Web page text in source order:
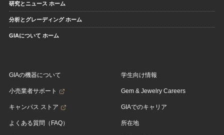
研究とニュース ホーム
分析とグレーディング ホーム
GIAについて ホーム
GIAの機器について
小売業者サポート
キャンパス ストア
よくある質問（FAQ）
学生向け情報
Gem & Jewelry Careers
GIAでのキャリア
所在地